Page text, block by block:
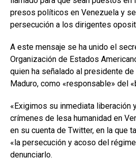
presos políticos en Venezuela y
persecución a los dirigentes
A este mensaje se ha unido el
Organización de Estados
quien ha señalado al presidente
Maduro, como «responsable» del
«Exigimos su inmediata liberación
crímenes de lesa humanidad en
en su cuenta de Twitter, en la que
«la persecución y acoso del
denunciarlo.